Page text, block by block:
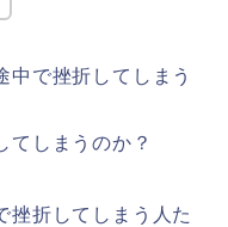
中で挫折してしまう
てしまうのか？
挫折してしまう人た